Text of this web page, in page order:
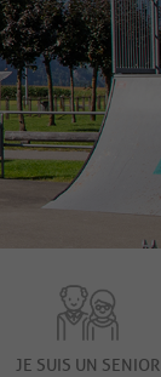
JE SUIS UN SENIOR